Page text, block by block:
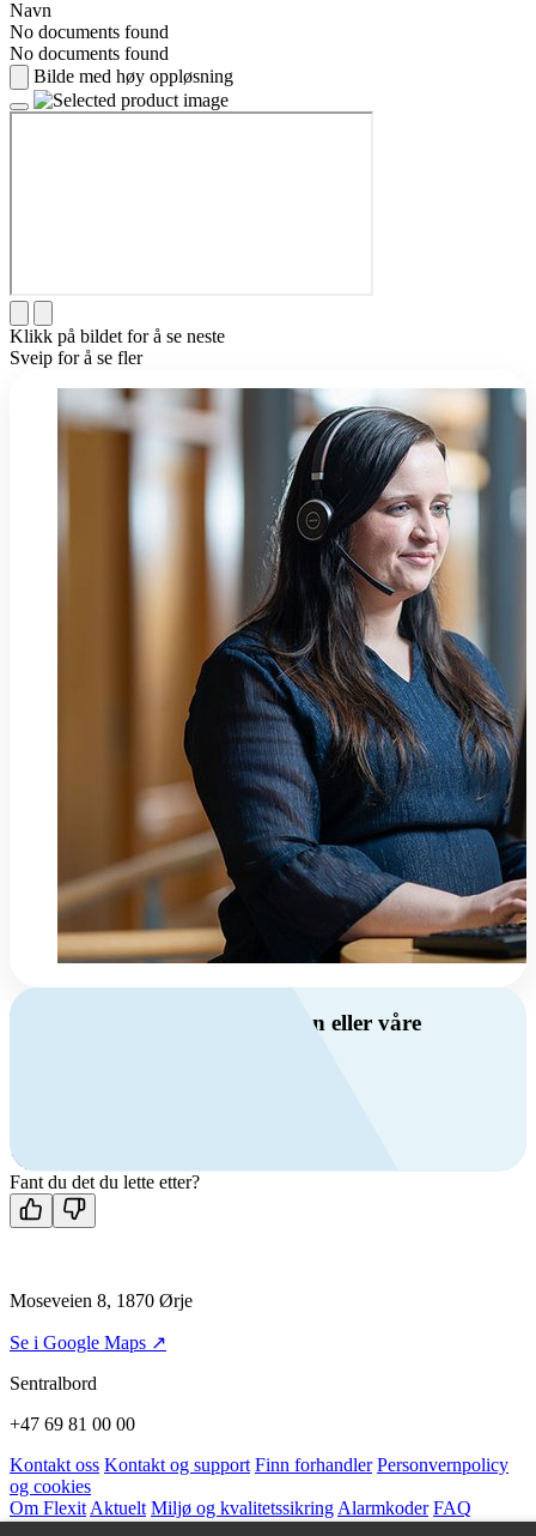
Navn
No documents found
No documents found
Bilde med høy oppløsning
Klikk på bildet for å se neste
Sveip for å se fler
Har du spørsmål om ventilasjon eller våre
Kontakt oss
Fant du det du lette etter?
Moseveien 8, 1870 Ørje
Se i Google Maps ↗
Sentralbord
+47 69 81 00 00
Kontakt oss Kontakt og support Finn forhandler Personvernpolicy
og cookies
Om Flexit Aktuelt Miljø og kvalitetssikring Alarmkoder FAQ